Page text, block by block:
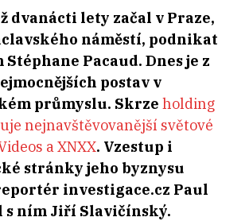
dvanácti lety začal v Praze,
náměstí, podnikat
Stéphane Pacaud. Dnes je z
postav v
průmyslu. Skrze holding
nejnavštěvovanější světové
a XNXX. Vzestup i
stránky jeho byznysu
investigace.cz Paul
s ním Jiří Slavičínský.